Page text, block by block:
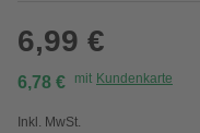
6,99 €
6,78 € mit Kundenkarte
Inkl. MwSt.